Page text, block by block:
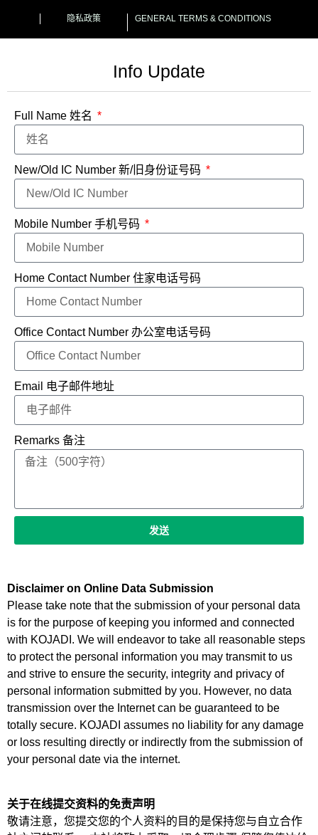
隐私政策 GENERAL TERMS & CONDITIONS
Info Update
Full Name 姓名
New/Old IC Number 新/旧身份证号码
Mobile Number 手机号码
Home Contact Number 住家电话号码
Office Contact Number 办公室电话号码
Email 电子邮件地址
Remarks 备注
发送
Disclaimer on Online Data Submission
Please take note that the submission of your personal data
is for the purpose of keeping you informed and connected
with KOJADI. We will endeavor to take all reasonable steps
to protect the personal information you may transmit to us
and strive to ensure the security, integrity and privacy of
personal information submitted by you. However, no data
transmission over the Internet can be guaranteed to be
totally secure. KOJADI assumes no liability for any damage
or loss resulting directly or indirectly from the submission of
your personal date via the internet.
关于在线提交资料的免责声明
敬请注意，您提交您的个人资料的目的是保持您与自立合作